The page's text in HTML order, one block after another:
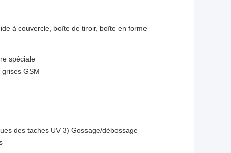
à couvercle, boîte de tiroir, boîte en forme
spéciale
GSM
des taches UV 3) Gossage/débossage